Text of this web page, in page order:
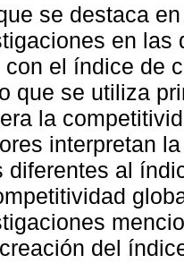
se destaca
en las
con el índice de
que se utiliza
la
interpretan
diferentes al
del